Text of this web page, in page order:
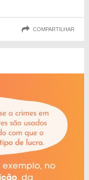
COMPARTILHAR